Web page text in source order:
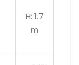
H: 1.7
m